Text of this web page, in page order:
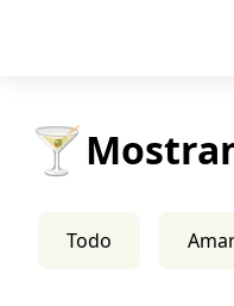
🍸
Todo